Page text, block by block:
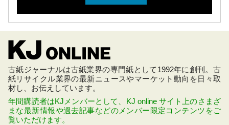
古紙ジャーナルは古紙業界の専門紙として1992年に創刊。古
紙リサイクル業界の最新ニュースやマーケット動向を日々取
材し、お伝えしています。
年間購読者はKJメンバーとして、KJ online サイト上のさまざ
まな最新情報や過去記事などのメンバー限定コンテンツをご
覧いただけます。